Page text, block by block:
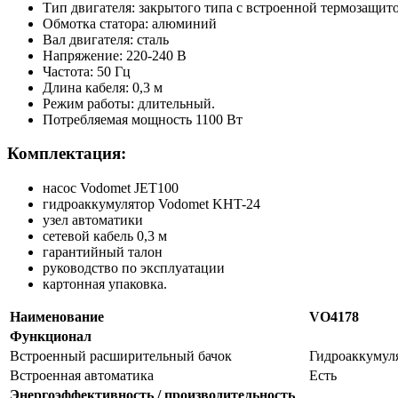
Тип двигателя: закрытого типа с встроенной
Обмотка статора: алюминий
Вал двигателя: сталь
Напряжение: 220-240 В
Частота: 50 Гц
Длина кабеля: 0,3 м
Режим работы: длительный.
Потребляемая мощность 1100 Вт
Комплектация:
насос Vodomet JET100
гидроаккумулятор Vodomet KHT-24
узел автоматики
сетевой кабель 0,3 м
гарантийный талон
руководство по эксплуатации
картонная упаковка.
Наименование
VO4178
Функционал
Встроенный расширительный бачок
Встроенная автоматика
Есть